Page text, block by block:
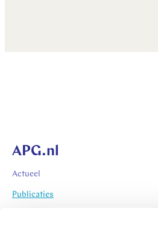
APG.nl
Actueel
Publicaties